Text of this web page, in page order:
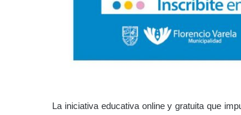
La iniciativa educativa online y gratuita que